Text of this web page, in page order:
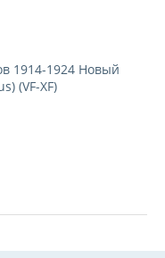
1914-1924 Новый
(VF-XF)